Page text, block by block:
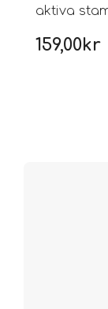
aktiva
159,00kr